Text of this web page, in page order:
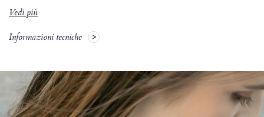
Vedi più
Informazioni tecniche